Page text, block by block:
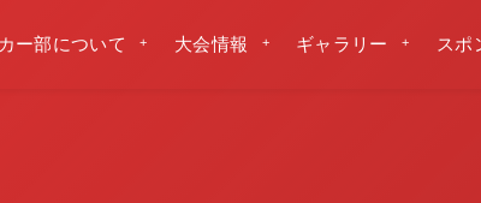
ー部について 大会情報 ギャラリー スポ